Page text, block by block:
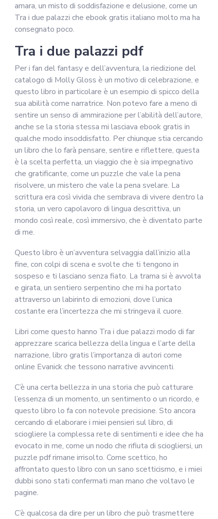
amara, un misto di soddisfazione e delusione, come un
Tra i due palazzi che ebook gratis italiano molto ma ha
consegnato poco.
Tra i due palazzi pdf
Per i fan del fantasy e dell’avventura, la riedizione del
catalogo di Molly Gloss è un motivo di celebrazione, e
questo libro in particolare è un esempio di spicco della
sua abilità come narratrice. Non potevo fare a meno di
sentire un senso di ammirazione per l’abilità dell’autore,
anche se la storia stessa mi lasciava ebook gratis in
qualche modo insoddisfatto. Per chiunque stia cercando
un libro che lo farà pensare, sentire e riflettere, questa
è la scelta perfetta, un viaggio che è sia impegnativo
che gratificante, come un puzzle che vale la pena
risolvere, un mistero che vale la pena svelare. La
scrittura era così vivida che sembrava di vivere dentro la
storia, un vero capolavoro di lingua descrittiva, un
mondo così reale, così immersivo, che è diventato parte
di me.
Questo libro è un’avventura selvaggia dall’inizio alla
fine, con colpi di scena e svolte che ti tengono in
sospeso e ti lasciano senza fiato. La trama si è avvolta
e girata, un sentiero serpentino che mi ha portato
attraverso un labirinto di emozioni, dove l’unica
costante era l’incertezza che mi stringeva il cuore.
Libri come questo hanno Tra i due palazzi modo di far
apprezzare scarica bellezza della lingua e l’arte della
narrazione, libro gratis l’importanza di autori come
online Evanick che tessono narrative avvincenti.
C’è una certa bellezza in una storia che può catturare
l’essenza di un momento, un sentimento o un ricordo, e
questo libro lo fa con notevole precisione. Sto ancora
cercando di elaborare i miei pensieri sul libro, di
sciogliere la complessa rete di sentimenti e idee che ha
evocato in me, come un nodo che rifiuta di sciogliersi, un
puzzle pdf rimane irrisolto. Come scettico, ho
affrontato questo libro con un sano scetticismo, e i miei
dubbi sono stati confermati man mano che voltavo le
pagine.
C’è qualcosa da dire per un libro che può trasmettere